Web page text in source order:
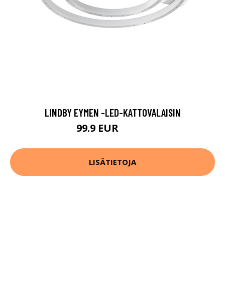
LINDBY EYMEN -LED-KATTOVALAISIN
99.9 EUR
LISÄTIETOJA